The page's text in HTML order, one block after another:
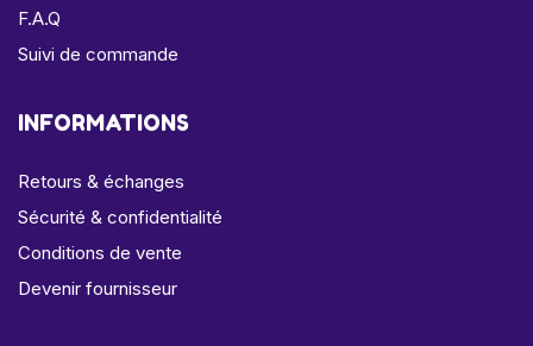
F.A.Q
Suivi de commande
INFORMATIONS
Retours & échanges
Sécurité & confidentialité
Conditions de vente
Devenir fournisseur